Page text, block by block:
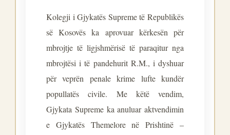
Kolegji i Gjykatës Supreme të Republikës
së Kosovës ka aprovuar kërkesën për
mbrojtje të ligjshmërisë të paraqitur nga
mbrojtësi i të pandehurit R.M., i dyshuar
për veprën penale krime lufte kundër
popullatës civile. Me këtë vendim,
Gjykata Supreme ka anuluar aktvendimin
e Gjykatës Themelore në Prishtinë –